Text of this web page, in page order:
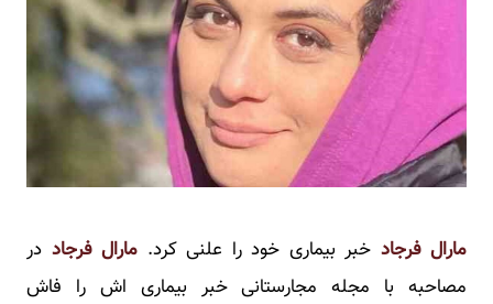
مارال فرجاد خبر بیماری خود را علنی کرد. مارال فرجاد در
مصاحبه با مجله مجارستانی خبر بیماری اش را فاش